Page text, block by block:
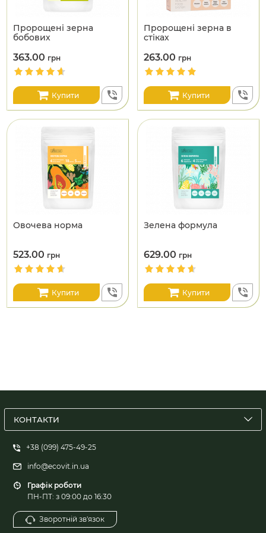
Пророщені зерна
бобових
363.00 грн
Купити
Пророщені зерна в
стіках
263.00 грн
Купити
Овочева норма
523.00 грн
Купити
Зелена формула
629.00 грн
Купити
КОНТАКТИ
+38 (099) 475-49-25
info@ecovit.in.ua
Графік роботи
ПН-ПТ: з 09:00 до 16:30
Зворотній зв'язок